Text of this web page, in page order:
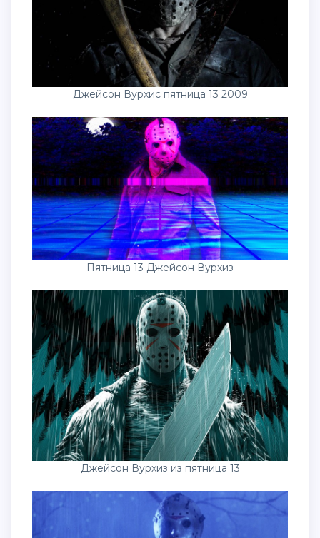
Джейсон Вурхис пятница 13 2009
Пятница 13 Джейсон Вурхиз
Джейсон Вурхиз из пятница 13